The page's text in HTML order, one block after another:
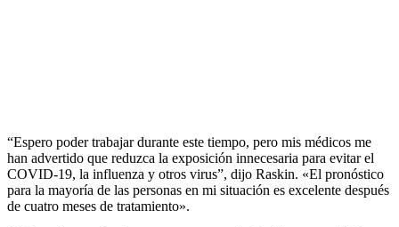
“Espero poder trabajar durante este tiempo, pero mis médicos me
han advertido que reduzca la exposición innecesaria para evitar el
COVID-19, la influenza y otros virus”, dijo Raskin. «El pronóstico
para la mayoría de las personas en mi situación es excelente después
de cuatro meses de tratamiento».